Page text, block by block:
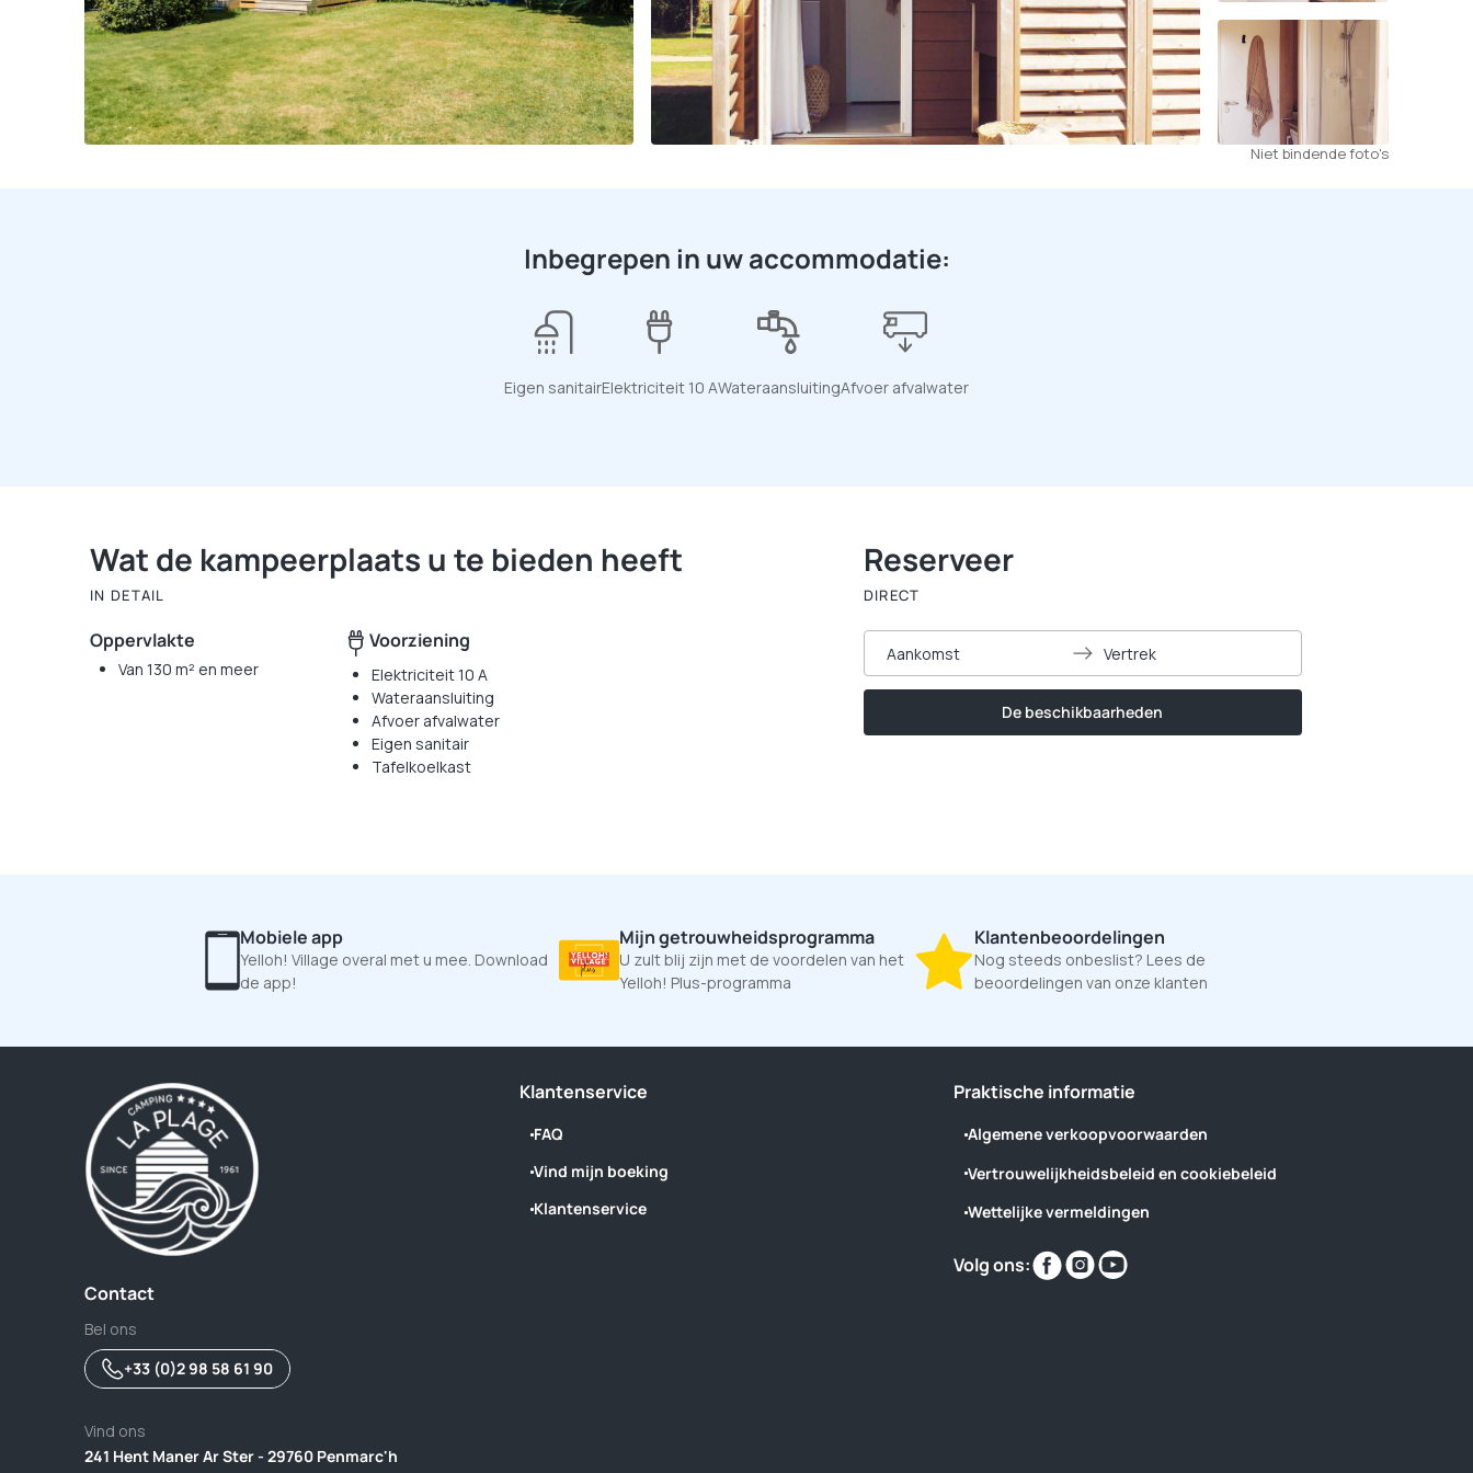
Niet bindende foto's
Inbegrepen in uw accommodatie:
Eigen sanitair Elektriciteit 10 A Wateraansluiting Afvoer afvalwater
Wat de kampeerplaats u te bieden heeft
IN DETAIL
Oppervlakte
Van 130 m² en meer
Voorziening
Elektriciteit 10 A
Wateraansluiting
Afvoer afvalwater
Eigen sanitair
Tafelkoelkast
Reserveer
DIRECT
Aankomst Vertrek
De beschikbaarheden
Mobiele app
Yelloh! Village overal met u mee. Download
de app!
Mijn getrouwheidsprogramma
U zult blij zijn met de voordelen van het
Yelloh! Plus-programma
Klantenbeoordelingen
Nog steeds onbeslist? Lees de
beoordelingen van onze klanten
Contact
Bel ons
+33 (0)2 98 58 61 90
Vind ons
241 Hent Maner Ar Ster - 29760 Penmarc'h
Klantenservice
FAQ
Vind mijn boeking
Klantenservice
Praktische informatie
Algemene verkoopvoorwaarden
Vertrouwelijkheidsbeleid en cookiebeleid
Wettelijke vermeldingen
Volg ons:
Vind
ons
Vind
ons